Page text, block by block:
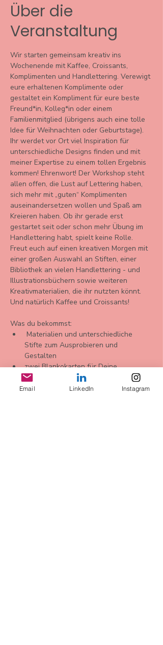
Über die
Veranstaltung
Wir starten gemeinsam kreativ ins
Wochenende mit Kaffee, Croissants,
Komplimenten und Handlettering. Verewigt
eure erhaltenen Komplimente oder
gestaltet ein Kompliment für eure beste
Freund*in, Kolleg*in oder einem
Familienmitglied (übrigens auch eine tolle
Idee für Weihnachten oder Geburtstage).
Ihr werdet vor Ort viel Inspiration für
unterschiedliche Designs finden und mit
meiner Expertise zu einem tollen Ergebnis
kommen! Ehrenwort! Der Workshop steht
allen offen, die Lust auf Lettering haben,
sich mehr mit „guten“ Komplimenten
auseinandersetzen wollen und Spaß am
Kreieren haben. Ob ihr gerade erst
gestartet seit oder schon mehr Übung im
Handlettering habt, spielt keine Rolle.
Freut euch auf einen kreativen Morgen mit
einer großen Auswahl an Stiften, einer
Bibliothek an vielen Handlettering - und
Illustrationsbüchern sowie weiteren
Kreativmaterialien, die ihr nutzten könnt.
Und natürlich Kaffee und Croissants!
Was du bekommst:
Materialien und unterschiedliche
Stifte zum Ausprobieren und
Gestalten
zwei Blankokarten für Deine
Komplimente
Email LinkedIn Instagram